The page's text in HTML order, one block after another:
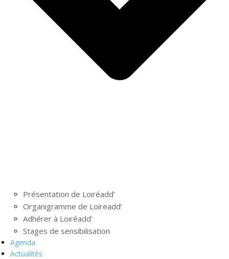
Présentation de Loiréadd’
Organigramme de Loireadd’
Adhérer à Loiréadd’
Stages de sensibilisation
Agenda
Actualités